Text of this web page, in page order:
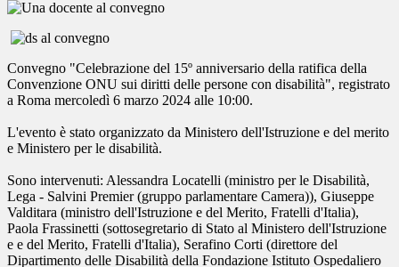
Convegno "Celebrazione del 15º anniversario della ratifica della
Convenzione ONU sui diritti delle persone con disabilità", registrato
a Roma mercoledì 6 marzo 2024 alle 10:00.
L'evento è stato organizzato da Ministero dell'Istruzione e del merito
e Ministero per le disabilità.
Sono intervenuti: Alessandra Locatelli (ministro per le Disabilità,
Lega - Salvini Premier (gruppo parlamentare Camera)), Giuseppe
Valditara (ministro dell'Istruzione e del Merito, Fratelli d'Italia),
Paola Frassinetti (sottosegretario di Stato al Ministero dell'Istruzione
e e del Merito, Fratelli d'Italia), Serafino Corti (direttore del
Dipartimento delle Disabilità della Fondazione Istituto Ospedaliero